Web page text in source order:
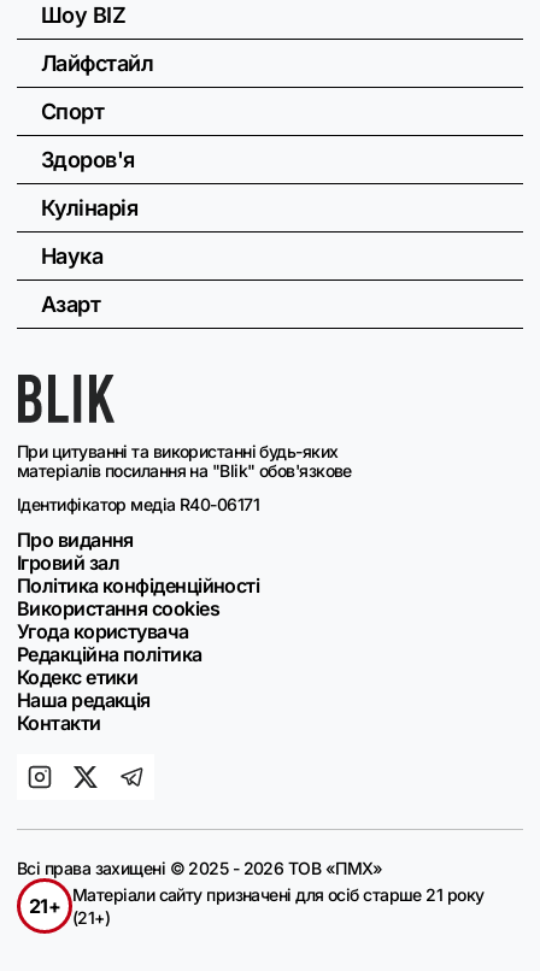
При цитуванні та використанні будь-яких
матеріалів посилання на "Blik" обов'язкове
Ідентифікатор медіа R40-06171
Про видання
Ігровий зал
Політика конфіденційності
Використання cookies
Угода користувача
Редакційна політика
Кодекс етики
Наша редакція
Контакти
Шоу BIZ
Лайфстайл
Спорт
Здоров'я
Кулінарія
Наука
Азарт
Всі права захищені © 2025 - 2026 ТОВ «ПМХ»
21+
Матеріали сайту призначені для осіб старше 21 року
(21+)